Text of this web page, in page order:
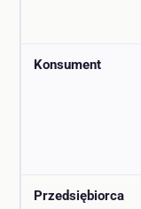
Konsument
Przedsiębiorca